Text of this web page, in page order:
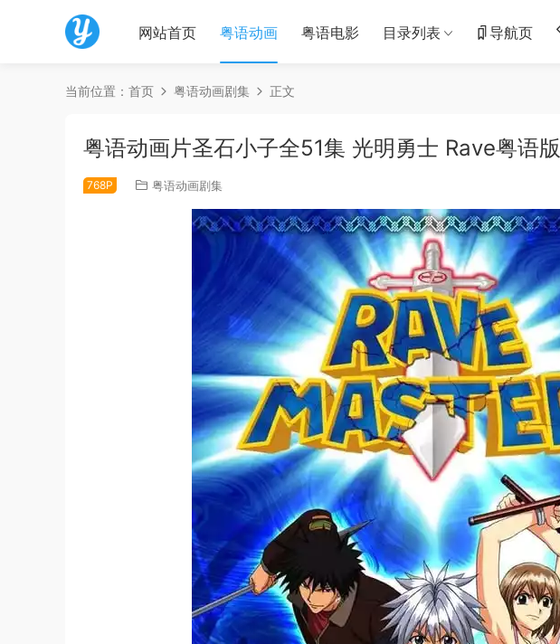
网站首页 粤语动画 粤语电影 目录列表 导航页
当前位置： 首页 粤语动画剧集 正文
粤语动画片圣石小子全51集 光明勇士 Rave粤语版
768P 粤语动画剧集